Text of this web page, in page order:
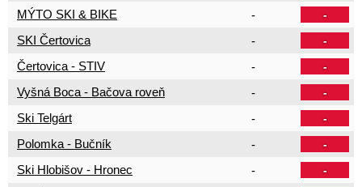
MÝTO SKI & BIKE - -
SKI Čertovica - -
Čertovica - STIV - -
Vyšná Boca - Bačova roveň - -
Ski Telgárt - -
Polomka - Bučník - -
Ski Hlobišov - Hronec - -